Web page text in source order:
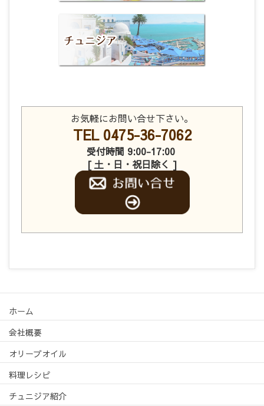
お気軽にお問い合せ下さい。
TEL 0475-36-7062
受付時間 9:00-17:00
[ 土・日・祝日除く ]
ホーム
会社概要
オリーブオイル
料理レシピ
チュニジア紹介